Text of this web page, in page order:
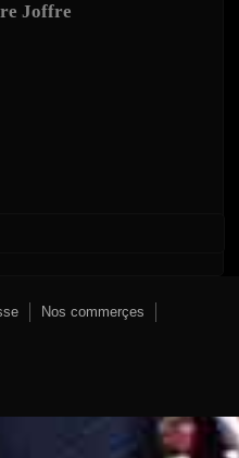
Joffre
Nos commerçes